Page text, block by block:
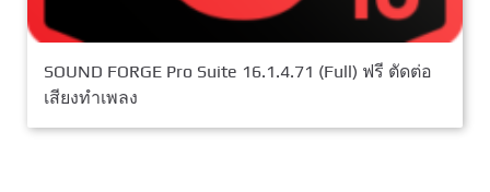
SOUND FORGE Pro Suite 16.1.4.71 (Full) ฟรี ตัดต่อ
เสียงทำเพลง